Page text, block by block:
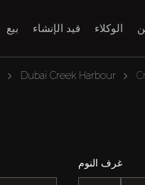
بيع قيد الإنشاء الوكلاء
Dubai Creek Harbour
غرف النوم